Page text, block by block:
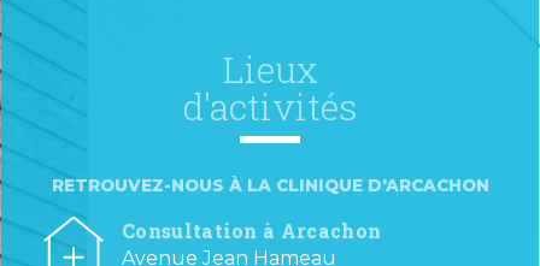
Lieux
d'activités
RETROUVEZ-NOUS À LA CLINIQUE D'ARCACHON
Consultation à Arcachon
Avenue Jean Hameau